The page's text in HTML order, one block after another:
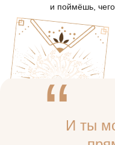
и поймёшь,
“И ты